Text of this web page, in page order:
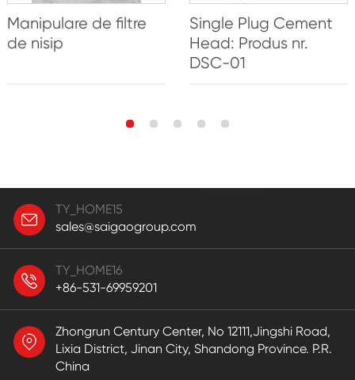
Manipulare de filtre
de nisip
Single Plug Cement
Head: Produs nr.
DSC-01
TY_HOME15
sales@saigaogroup.com
TY_HOME16
+86-531-69959201
Zhongrun Century Center, No 12111,Jingshi Road,
Lixia District, Jinan City, Shandong Province. P.R.
China